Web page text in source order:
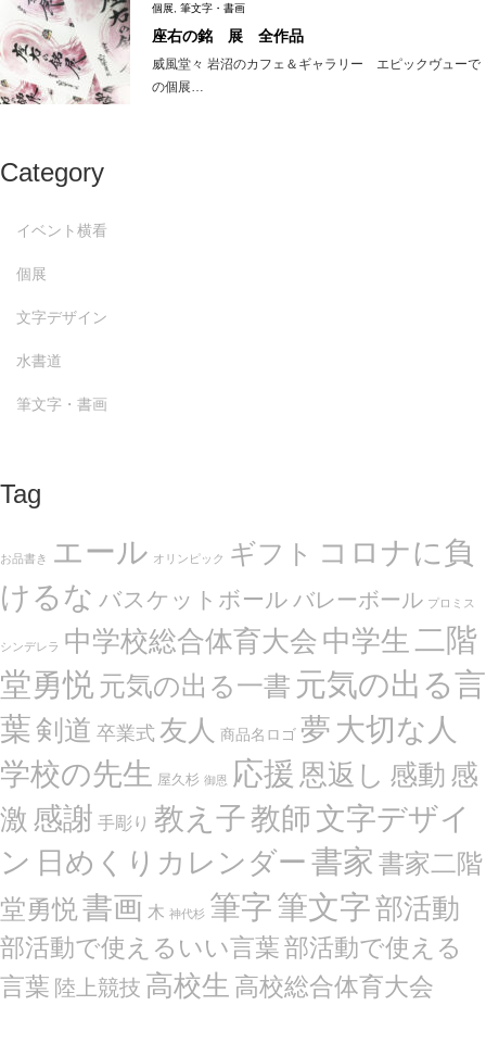
個展 筆文字・書画
座右の銘 展 全作品
威風堂々 岩沼のカフェ＆ギャラリー エピックヴューで
の個展…
Category
イベント横看
個展
文字デザイン
水書道
筆文字・書画
Tag
お品書き エール オリンピック ギフト コロナに負
けるな バスケットボール バレーボール プロミス
シンデレラ 中学校総合体育大会 中学生 二階
堂勇悦 元気の出る一書 元気の出る言
葉剣道 卒業式 友人 商品名ロゴ 夢 大切な人
学校の先生
屋久杉 御恩 応援 恩返し 感動 感
激 感謝 手彫り 教え子教師文字デザイ
ン 日めくりカレンダー 書家 書家二階
堂勇悦書画 木 神代杉 筆字筆文字部活動
部活動で使えるいい言葉部活動で使える
言葉 陸上競技 高校生 高校総合体育大会